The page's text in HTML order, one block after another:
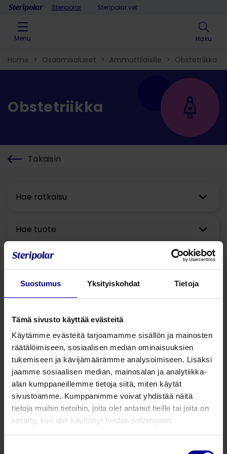
Suostumus Yksityiskohdat Tietoja
Tämä sivusto käyttää evästeitä
Käytämme evästeitä tarjoamamme sisällön ja mainosten
räätälöimiseen, sosiaalisen median ominaisuuksien
tukemiseen ja kävijämäärämme analysoimiseen. Lisäksi
jaamme sosiaalisen median, mainosalan ja analytiikka-
alan kumppaneillemme tietoja siitä, miten käytät
sivustoamme. Kumppanimme voivat yhdistää näitä
tietoja muihin tietoihin, joita olet antanut heille tai joita on
kerätty, kun olet käyttänyt heidän palvelujaan.
Skip to contentSteripolar Steripolar vet
Menu Haku
Hae ratkaisu
Hae tuote
Home > Osaamisalueet > Ammattilaisille > Obstetriikka
Obstetriikka
Takaisin
(2)
Postpartum hoito (2) Raskauden seuranta
(4)